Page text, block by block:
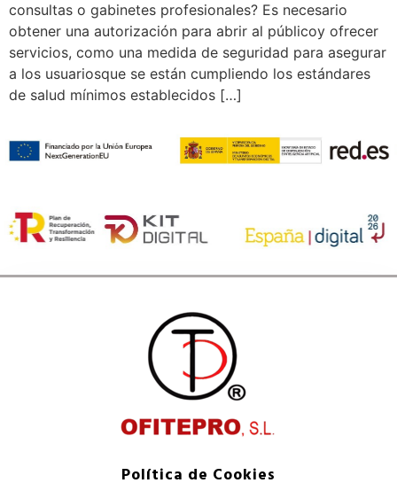
consultas o gabinetes profesionales? Es necesario
obtener una autorización para abrir al públicoy ofrecer
servicios, como una medida de seguridad para asegurar
a los usuariosque se están cumpliendo los estándares
de salud mínimos establecidos […]
Política de Cookies